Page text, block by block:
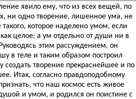
явило ему, что из всех вещей, по
ни одно творение, лишенное ума, не
которое наделено умом, если
целое; а ум отдельно от души ни в
этим рассуждением, он
в теле и таким образом построил
создать творение прекраснейшее и по
Итак, согласно правдоподобному
что наш космос есть живое
и умом, и родился он поистине с